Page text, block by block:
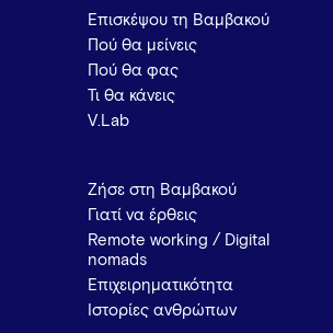
Επισκέψου τη Βαμβακού
Πού θα μείνεις
Πού θα φας
Τι θα κάνεις
V.Lab
Ζήσε στη Βαμβακού
Γιατί να έρθεις
Remote working / Digital
nomads
Επιχειρηματικότητα
Ιστορίες ανθρώπων